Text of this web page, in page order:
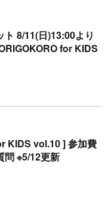
ト 8/11(日)13:00より
for KIDS
KIDS vol.10 ] 参加費
問 ※5/12更新